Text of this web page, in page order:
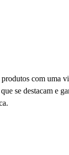
com uma
se destacam e